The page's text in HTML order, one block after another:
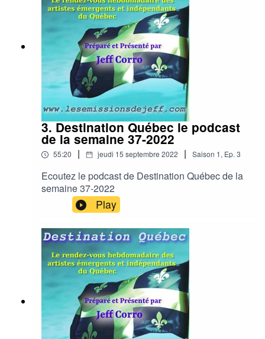
3. Destination Québec le podcast
de la semaine 37-2022
55:20 | jeudi 15 septembre 2022 | Saison 1, Ep.3
Ecoutez le podcast de Destination Québec de la
semaine 37-2022
Play